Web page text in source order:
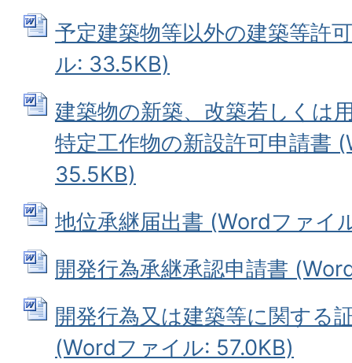
予定建築物等以外の建築等許
ル: 33.5KB)
建築物の新築、改築若しくは
特定工作物の新設許可申請書
35.5KB)
地位承継届出書 (Wordファイ
開発行為承継承認申請書
開発行為又は建築等に関する
(Wordファイル: 57.0KB)